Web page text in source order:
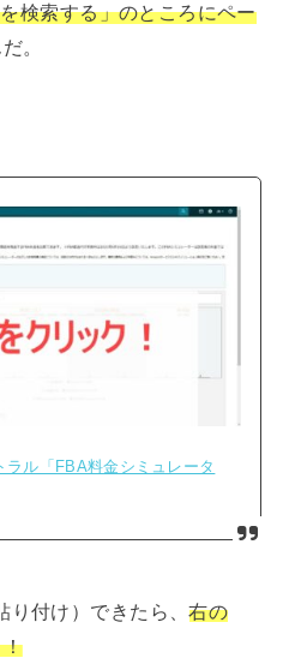
検索する」のところにペー
。
ル「FBA料金シミュレータ
り付け）できたら、右の